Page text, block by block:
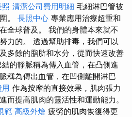
照 清潔公司費用明細 毛細淋巴管被
。 長照中心 專業應用治療超重和
全球普及。 我們的身體本來就不
力的。 透過幫助排毒，我們可以
多餘的脂肪和水分，從而快速改善
的靜脈稱為傳入血管，在凸側進
稱為傳出血管，在凹側離開淋巴
作為按摩的直接效果，肌肉張力
而提高肌肉的靈活性和運動能力。
範 高級外燴 疲勞的肌肉恢復得更